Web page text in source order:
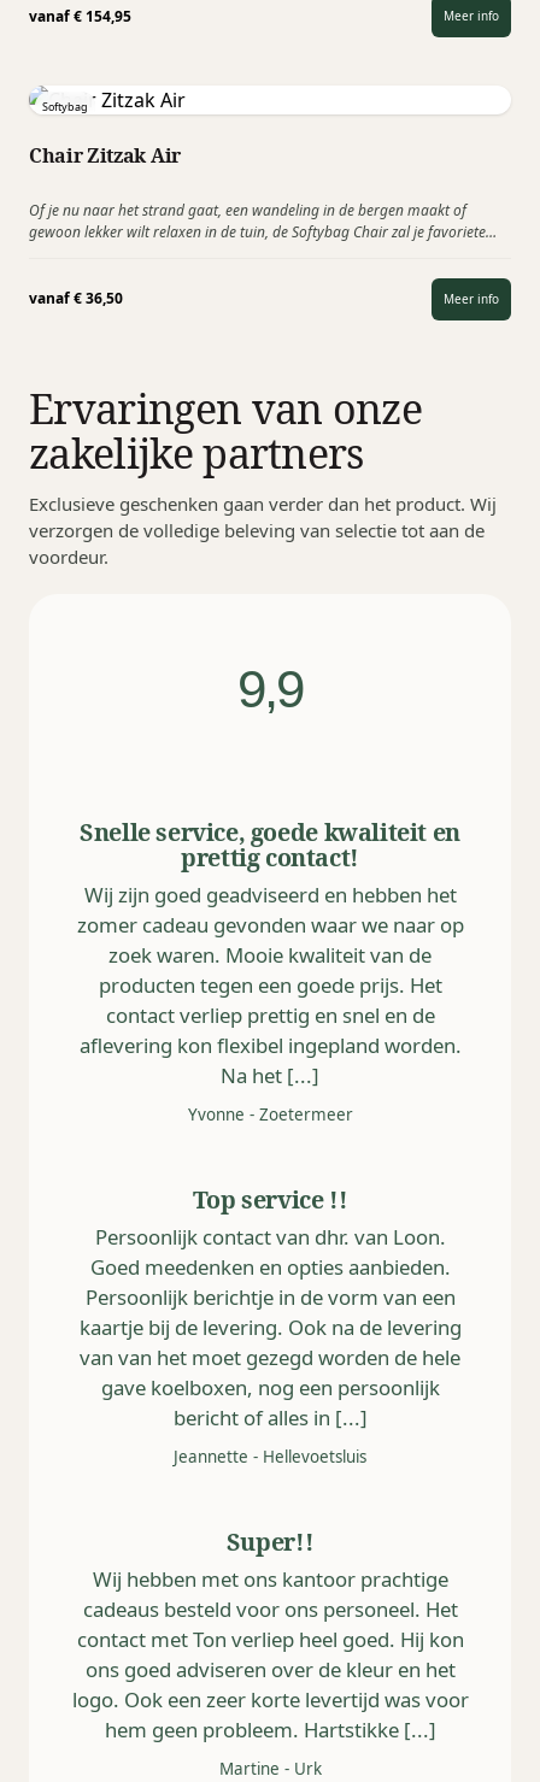
vanaf€ 154,95 Meer info
Softybag
Chair Zitzak Air
Of je nu naar het strand gaat, een wandeling in de bergen maakt of
gewoon lekker wilt relaxen in de tuin, de Softybag Chair zal je favoriete
vanaf€36,50 Meer info
Ervaringen van onze
zakelijke partners
Exclusieve geschenken gaan verder dan het product. Wij
verzorgen de volledige beleving van selectie tot aan de
voordeur.
9,9
Snelle service, goede kwaliteit en
prettig contact!
Wij zijn goed geadviseerd en hebben het
zomer cadeau gevonden waar we naar op
zoek waren. Mooie kwaliteit van de
producten tegen een goede prijs. Het
contact verliep prettig en snel en de
aflevering kon flexibel ingepland worden.
Na het [...]
Yvonne - Zoetermeer
Top service !!
Persoonlijk contact van dhr. van Loon.
Goed meedenken en opties aanbieden.
Persoonlijk berichtje in de vorm van een
kaartje bij de levering. Ook na de levering
van van het moet gezegd worden de hele
gave koelboxen, nog een persoonlijk
bericht of alles in [...]
Jeannette - Hellevoetsluis
Super!!
Wij hebben met ons kantoor prachtige
cadeaus besteld voor ons personeel. Het
contact met Ton verliep heel goed. Hij kon
ons goed adviseren over de kleur en het
logo. Ook een zeer korte levertijd was voor
hem geen probleem. Hartstikke [...]
Martine - Urk